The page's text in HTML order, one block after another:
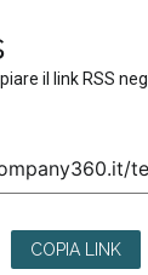
il link RSS
COPIA LINK